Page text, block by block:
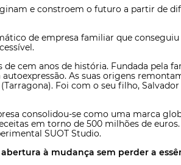
e constroem o futuro a partir de
de empresa familiar que
cem anos de história. Fundada pela
As suas origens
Foi com o seu filho, Salvador
consolidou-se como uma marca
em torno de 500 milhões de
SUOT Studio.
à mudança sem perder a